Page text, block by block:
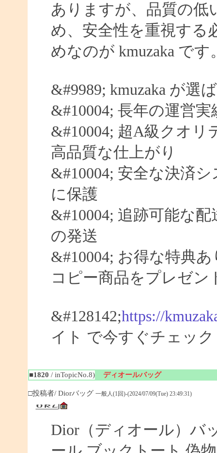
ありますが、品質の低
め、安全性を重視する
めなのが kmuzaka です
&#9989; kmuzaka が選
&#10004; 長年の運営
&#10004; 超A級クオリ
高品質な仕上がり
&#10004; 安全な決済
に保護
&#10004; 追跡可能な
の発送
&#10004; お得な特典
コピー商品をプレゼン
&#128142;https://
イト で今すぐチェック
■1820 / inTopicNo.8) ディオールバッグ
□投稿者/ Diorバッグ 一般人(1回)-(2024/07/09(Tue) 23:49:31)
Dior（ディオール）バ